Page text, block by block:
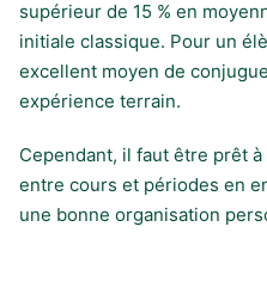
supérieur de 15 % en
initiale classique. Pour un
excellent moyen de
expérience terrain.
Cependant, il faut être prêt
entre cours et périodes en
une bonne organisation